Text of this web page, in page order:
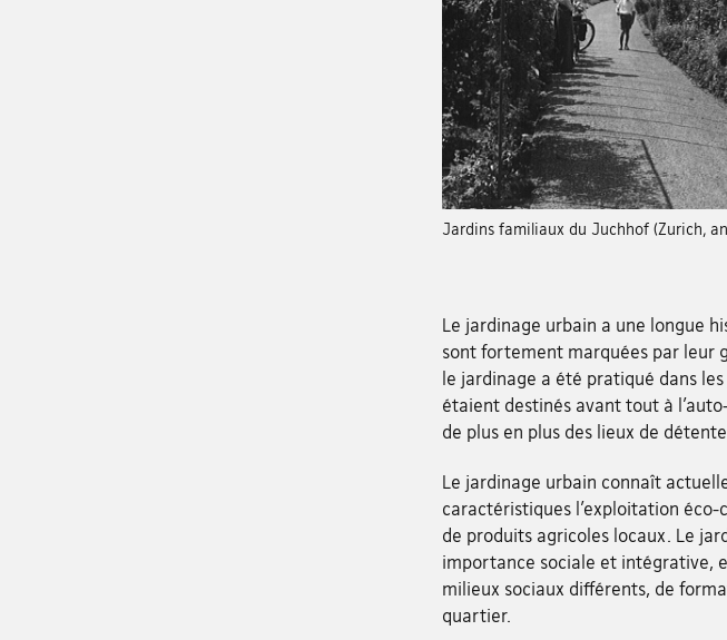
Jardins familiaux du Juchhof (Zurich,
Le jardinage urbain a une longue
sont fortement marquées par leur
le jardinage a été pratiqué dans
étaient destinés avant tout à
de plus en plus des lieux de
Le jardinage urbain connaît
caractéristiques l’exploitation
de produits agricoles locaux. Le
importance sociale et intégrative,
milieux sociaux différents, de
quartier.